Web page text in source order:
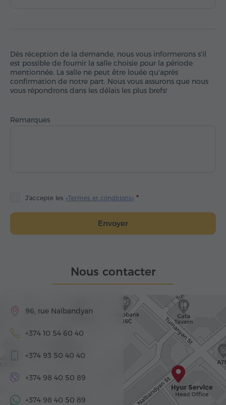
Dès réception de la demande, nous vous informerons s'il
est possible de fournir la salle choisie pour la période
mentionnée. La salle ne peut être louée qu'après
confirmation de notre part. Nous vous assurons que nous
vous répondrons dans les délais les plus brefs!
Remarques
J'accepte les «Termes et conditions»
Envoyer
Nous contacter
96, rue Nalbandyan
+374 10 54 60 40
+374 93 50 40 40
+374 98 40 50 89
+374 98 40 50 89